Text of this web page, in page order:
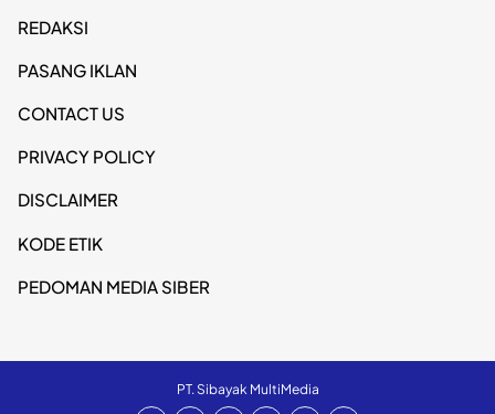
REDAKSI
PASANG IKLAN
CONTACT US
PRIVACY POLICY
DISCLAIMER
KODE ETIK
PEDOMAN MEDIA SIBER
PT. Sibayak MultiMedia